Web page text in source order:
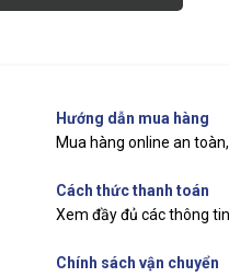
Hướng dẫn mua hàng
Mua hàng online an
Cách thức thanh toán
Xem đầy đủ các thông
Chính sách vận chuyển